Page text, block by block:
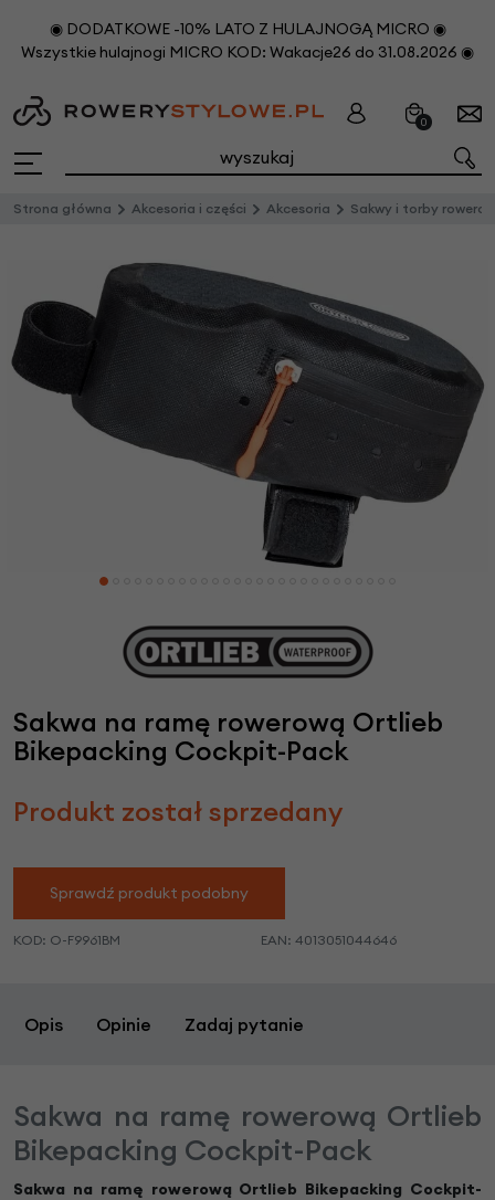
◉ DODATKOWE -10% LATO Z HULAJNOGĄ MICRO ◉
Wszystkie hulajnogi MICRO KOD: Wakacje26 do 31.08.2026 ◉
0
Strona główna Akcesoria i części Akcesoria Sakwy i torby
Sakwa na ramę rowerową Ortlieb
Bikepacking Cockpit-Pack
Produkt został sprzedany
Sprawdź produkt podobny
KOD: O-F9961BM EAN: 4013051044646
Opis Opinie Zadaj pytanie
Sakwa na ramę rowerową Ortlieb
Bikepacking Cockpit-Pack
Sakwa na ramę rowerową Ortlieb Bikepacking Cockpit-